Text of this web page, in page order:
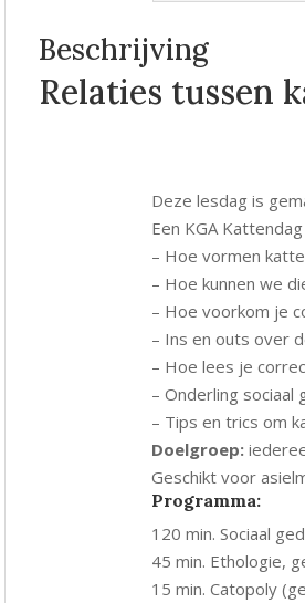
Beschrijving
Relaties tussen
Deze lesdag is
Een KGA
– Hoe vormen
– Hoe kunnen we
– Hoe voorkom je
– Ins en outs over
– Hoe lees je
– Onderling sociaal
– Tips en trics om
Doelgroep:
Geschikt voor
Programma:
120 min. Sociaal
45 min. Ethologie,
15 min. Catopoly